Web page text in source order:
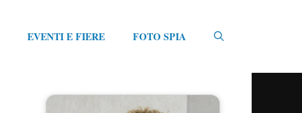
EVENTI E FIERE FOTO SPIA